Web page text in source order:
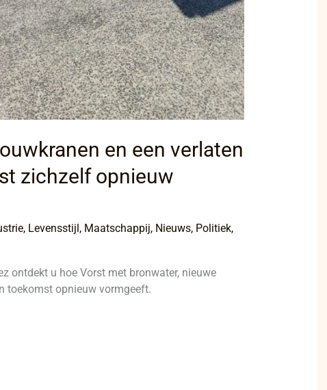
en een verlaten
zichzelf opnieuw
, Levensstijl, Maatschappij, Nieuws, Politiek,
ontdekt u hoe Vorst met bronwater, nieuwe
toekomst opnieuw vormgeeft.